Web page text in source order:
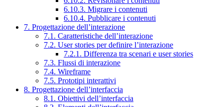
6.10.3. Migrare i contenuti
6.10.4. Pubblicare i contenuti
7. Progettazione dell’interazione
7.1. Caratteristiche dell’interazione
7.2. User stories per definire l’interazione
7.2.1. Differenza tra scenari e user stories
7.3. Flussi di interazione
7.4. Wireframe
7.5. Prototipi interattivi
8. Progettazione dell’interfaccia
8.1. Obiettivi dell’interfaccia